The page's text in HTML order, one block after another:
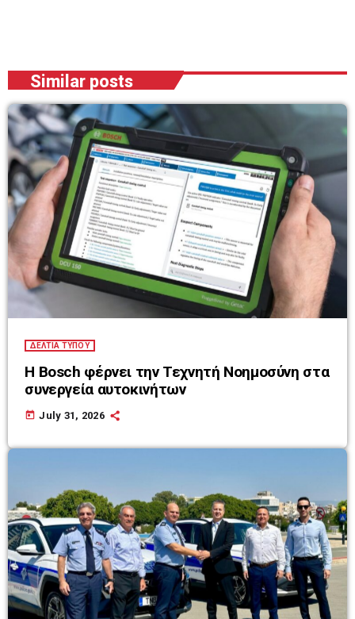
Similar posts
ΔΕΛΤΙΑ ΤΥΠΟΥ
Η Bosch φέρνει την Τεχνητή Νοημοσύνη στα
συνεργεία αυτοκινήτων
today July 31, 2026